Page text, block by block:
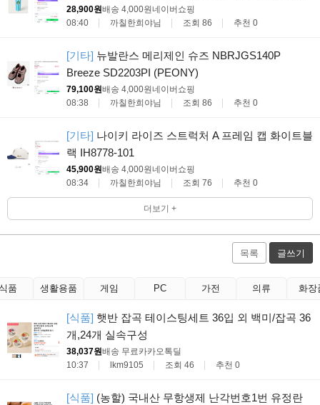
28,900원배송 4,000원네이버쇼핑
08:40
까칠한희야님 조회 86 추천 0
[기타] 뉴발란스 메리제인 슈즈 NBRJGS140P
Breeze SD2203PI (PEONY)
79,100원배송 4,000원네이버쇼핑
08:38
까칠한희야님 조회 86 추천 0
[기타] 나이키 라이즈 스트럭처 A 프레임 캡 화이트블
랙 IH8778-101
45,900원배송 4,000원네이버쇼핑
08:34
까칠한희야님 조회 76 추천 0
더보기 +
목록 글쓰기
품 생활용품 게임 PC 가전 의류 화장
[식품] 햇반 잡곡 테이스팅세트 36입 외 백미/잡곡 36
개,24개 실속구성
38,037원배송 무료카카오톡딜
10:37
lkm9105 조회 46 추천 0
[식품] (농할) 국내산 무항생제 난각번호1번 유정란